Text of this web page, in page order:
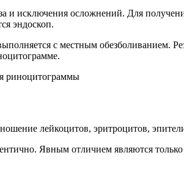
и исключения осложнений. Для
эндоскоп.
с местным обезболиванием.
лейкоцитов, эритроцитов,
Явным отличием являются